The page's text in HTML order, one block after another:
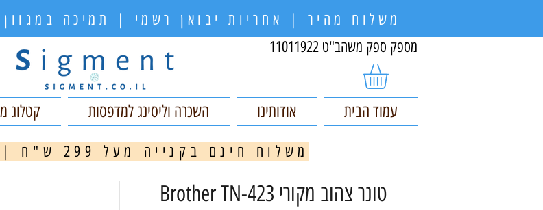
משלוח מהיר | אחריות יבואן רשמי | תמיכה
מספק ספק משהב"ט 11011922
עמוד הבית אודותינו השכרה וליסינג למדפסות קטלוג
מ משלוח חינם בקנייה מעל 299 ש"ח | משלוחים מהירים
טונר צהוב מקורי Brother TN-423